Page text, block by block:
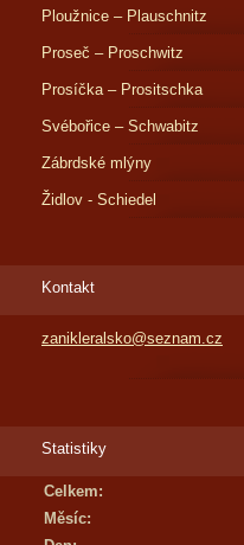
Ploužnice – Plauschnitz
Proseč – Proschwitz
Prosíčka – Prositschka
Svébořice – Schwabitz
Zábrdské mlýny
Židlov - Schiedel
Kontakt
zanikleralsko@seznam.cz
Statistiky
Celkem:
Měsíc: